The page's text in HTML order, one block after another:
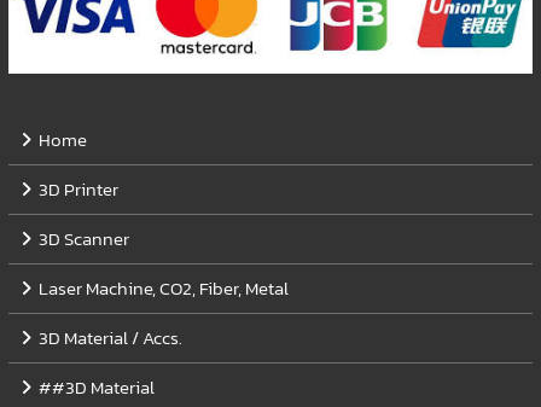
Home
3D Printer
3D Scanner
Laser Machine, CO2, Fiber, Metal
3D Material / Accs.
##3D Material